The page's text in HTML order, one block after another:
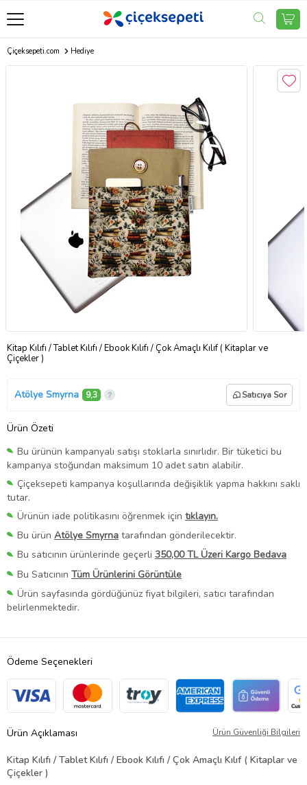
Çiçeksepeti.com Hediye
Kitap Kılıfı / Tablet Kılıfı / Ebook Kılıfı / Çok Amaçlı Kılıf ( Kitaplar ve
Çiçekler )
Atölye Smyrna 9,3 Satıcıya Sor
Ürün Özeti
Bu ürünün kampanyalı satışı stoklarla sınırlıdır. Bir tüketici bu
kampanya stoğundan maksimum 10 adet satın alabilir.
Çiçeksepeti kampanya koşullarında değişiklik yapma hakkını saklı
tutar.
Ürünün iade politikasını öğrenmek için tıklayın.
Bu ürün Atölye Smyrna tarafından gönderilecektir.
Bu satıcının ürünlerinde geçerli 350,00 TL Üzeri Kargo Bedava
Bu Satıcının Tüm Ürünlerini Görüntüle
Ürün sayfasında gördüğünüz fiyat bilgileri, satıcı tarafından
belirlenmektedir.
Ödeme Seçenekleri
Ürün Açıklaması Ürün Güvenliği Bilgileri
Kitap Kılıfı / Tablet Kılıfı / Ebook Kılıfı / Çok Amaçlı Kılıf ( Kitaplar ve
Çiçekler )